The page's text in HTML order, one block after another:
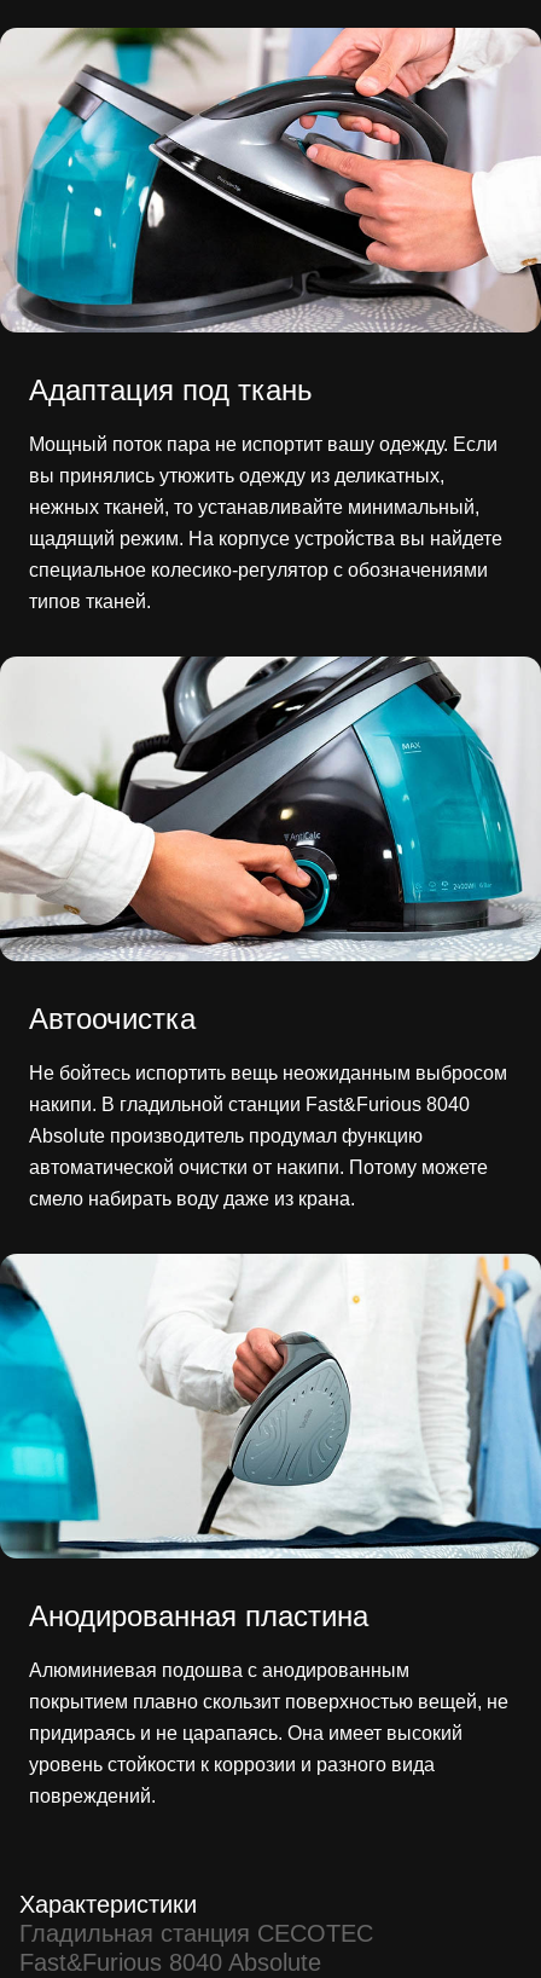
Адаптация под ткань
Мощный поток пара не испортит вашу одежду. Если
вы принялись утюжить одежду из деликатных,
нежных тканей, то устанавливайте минимальный,
щадящий режим. На корпусе устройства вы найдете
специальное колесико-регулятор с обозначениями
типов тканей.
Автоочистка
Не бойтесь испортить вещь неожиданным выбросом
накипи. В гладильной станции Fast&Furious 8040
Absolute производитель продумал функцию
автоматической очистки от накипи. Потому можете
смело набирать воду даже из крана.
Анодированная пластина
Алюминиевая подошва с анодированным
покрытием плавно скользит поверхностью вещей, не
придираясь и не царапаясь. Она имеет высокий
уровень стойкости к коррозии и разного вида
повреждений.
Характеристики
Гладильная станция CECOTEC
Fast&Furious 8040 Absolute